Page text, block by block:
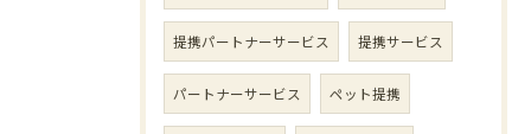
提携パートナーサービス 提携サービス
パートナーサービス ペット提携